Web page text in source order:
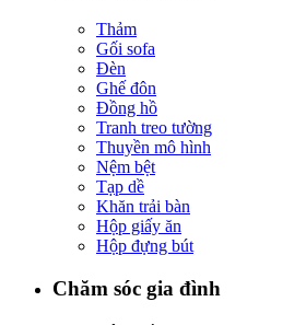
Thảm
Gối sofa
Đèn
Ghế đôn
Đồng hồ
Tranh treo tường
Thuyền mô hình
Nệm bệt
Tạp dề
Khăn trải bàn
Hộp giấy ăn
Hộp đựng bút
Chăm sóc gia đình